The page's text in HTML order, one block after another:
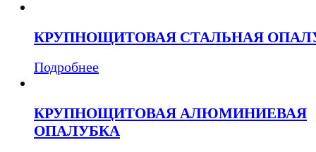
КРУПНОЩИТОВАЯ СТАЛЬНАЯ
Подробнее
КРУПНОЩИТОВАЯ АЛЮМИНИЕВАЯ
ОПАЛУБКА